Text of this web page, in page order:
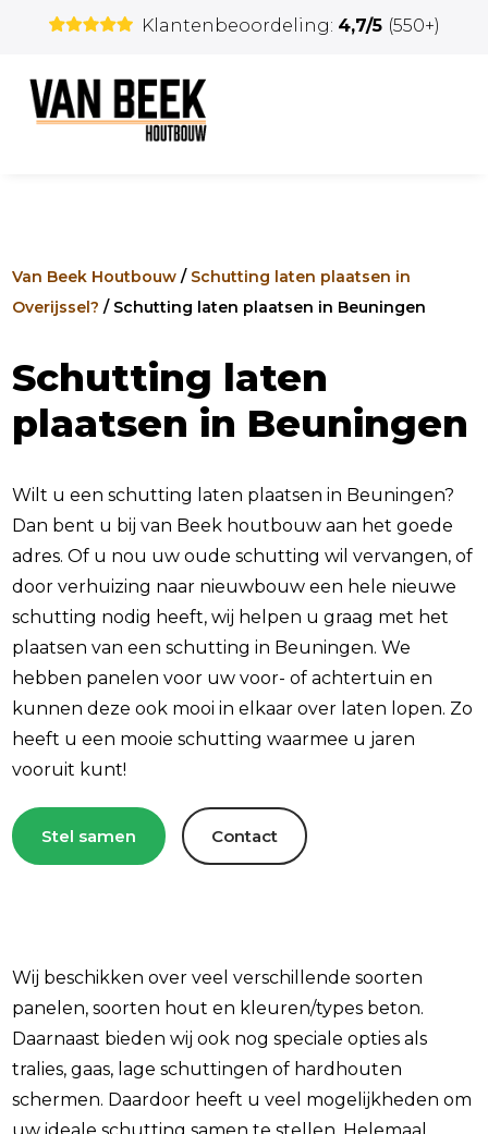
Klantenbeoordeling: 4,7/5 (550+)
Van Beek Houtbouw / Schutting laten plaatsen in
Overijssel? / Schutting laten plaatsen in Beuningen
Schutting laten
plaatsen in Beuningen
Wilt u een schutting laten plaatsen in Beuningen?
Dan bent u bij van Beek houtbouw aan het goede
adres. Of u nou uw oude schutting wil vervangen, of
door verhuizing naar nieuwbouw een hele nieuwe
schutting nodig heeft, wij helpen u graag met het
plaatsen van een schutting in Beuningen. We
hebben panelen voor uw voor- of achtertuin en
kunnen deze ook mooi in elkaar over laten lopen. Zo
heeft u een mooie schutting waarmee u jaren
vooruit kunt!
Stel samen Contact
Wij beschikken over veel verschillende soorten
panelen, soorten hout en kleuren/types beton.
Daarnaast bieden wij ook nog speciale opties als
tralies, gaas, lage schuttingen of hardhouten
schermen. Daardoor heeft u veel mogelijkheden om